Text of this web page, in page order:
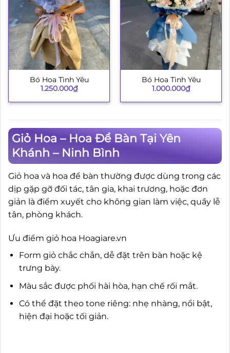
Bó Hoa Tình Yêu
1.250.000₫
Bó Hoa Tình Yêu
1.000.000₫
Giỏ Hoa – Hoa Để Bàn Tại Yên
Khánh – Ninh Bình
Giỏ hoa và hoa để bàn thường được dùng trong các
dịp gặp gỡ đối tác, tân gia, khai trương, hoặc đơn
giản là điểm xuyết cho không gian làm việc, quầy lễ
tân, phòng khách.
Ưu điểm giỏ hoa Hoagiare.vn
Form giỏ chắc chắn, dễ đặt trên bàn hoặc kệ
trưng bày.
Màu sắc được phối hài hòa, hạn chế rối mắt.
Có thể đặt theo tone riêng: nhẹ nhàng, nổi bật,
hiện đại hoặc tối giản.